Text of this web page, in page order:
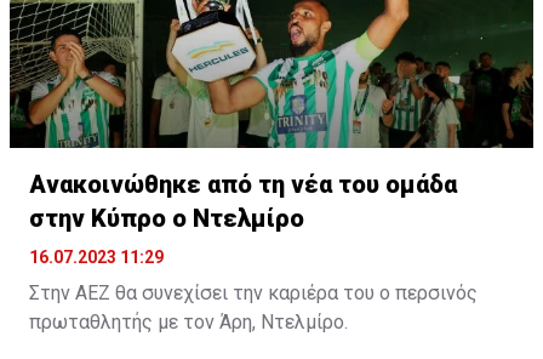
Ανακοινώθηκε από τη νέα του ομάδα
στην Κύπρο ο Ντελμίρο
16.07.2023 11:29
Στην ΑΕΖ θα συνεχίσει την καριέρα του ο περσινός
πρωταθλητής με τον Άρη, Ντελμίρο.